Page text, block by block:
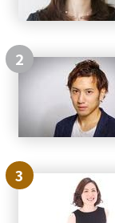
2
3